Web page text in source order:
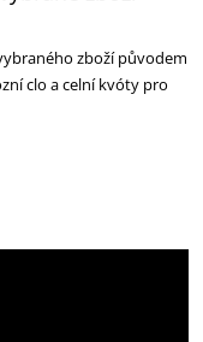
zboží původem
clo a celní kvóty pro